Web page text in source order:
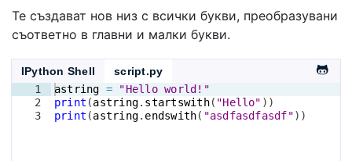
Те създават нов низ с всички букви, преобразувани
съответно в главни и малки букви.
IPython Shell
script.py
1
2
3
astring =
"Hello world!"
print (astring. startswith( "Hello" ))
print (astring. endswith( "asdfasdfasdf"))